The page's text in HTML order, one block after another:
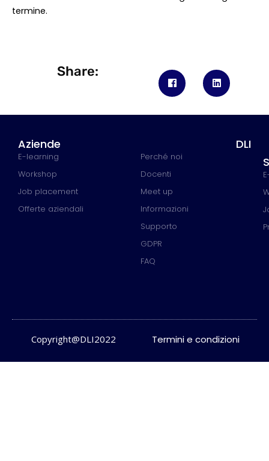
termine.
Share:
Aziende
E-learning
Workshop
Job placement
Offerte aziendali
DLI
Perché noi
Docenti
Meet up
Informazioni
Supporto
GDPR
FAQ
Copyright@DLI2022 Termini e condizioni